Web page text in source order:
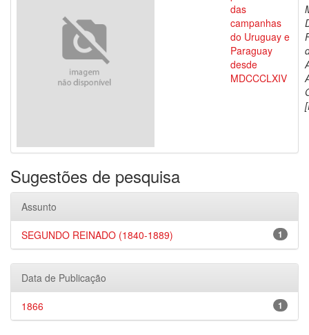
das
campanhas
do Uruguay e
Paraguay
desde
MDCCCLXIV
Sugestões de pesquisa
Assunto
1
SEGUNDO REINADO (1840-1889)
Data de Publicação
1
1866